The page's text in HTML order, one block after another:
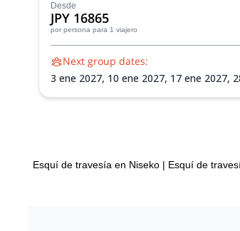
Desde
JPY 16865
por persona para 1 viajero
Next group dates:
3 ene 2027, 10 ene 2027, 17 ene 2027,
Esquí de travesía en Niseko | Esquí de